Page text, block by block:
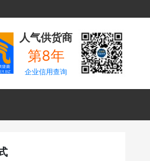
人气供货商
第8年
企业信用查询